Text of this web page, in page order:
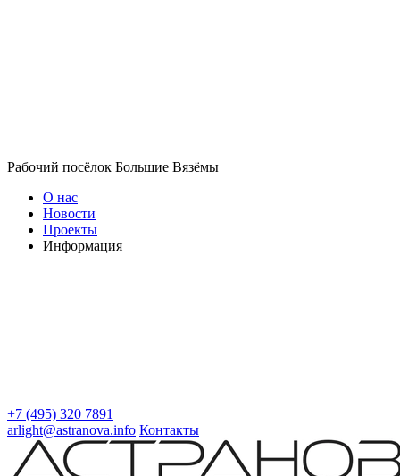
Рабочий посёлок Большие Вязёмы
О нас
Новости
Проекты
Информация
+7 (495) 320 7891
arlight@astranova.info Контакты